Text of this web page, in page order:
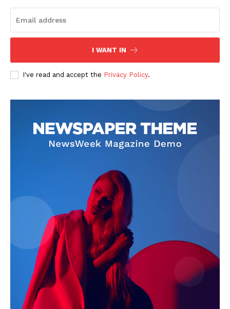
I WANT IN
I've read and accept the Privacy Policy.